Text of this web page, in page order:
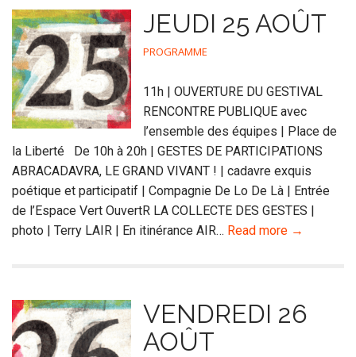
JEUDI 25 AOÛT
PROGRAMME
11h | OUVERTURE DU GESTIVAL
RENCONTRE PUBLIQUE avec
l’ensemble des équipes | Place de
la Liberté De 10h à 20h | GESTES DE PARTICIPATIONS
ABRACADAVRA, LE GRAND VIVANT ! | cadavre exquis
poétique et participatif | Compagnie De Lo De Là | Entrée
de l’Espace Vert OuvertR LA COLLECTE DES GESTES |
photo | Terry LAIR | En itinérance AIR… Read more →
VENDREDI 26
AOÛT